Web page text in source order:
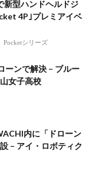
新型ハンドヘルドジ
4P｣プレミアイベ
Pocketシリーズ
ーンで解決 – ブルー
女子高校
内に「ドローン
– アイ・ロボティク